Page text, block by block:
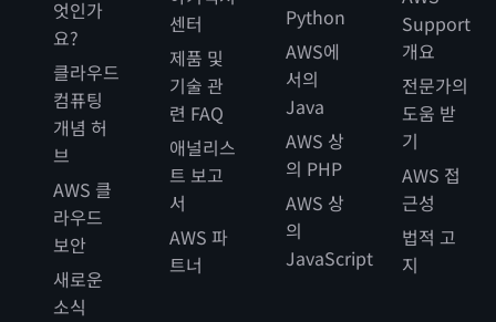
엇인가
요?
클라우드
컴퓨팅
개념 허
브
AWS 클
라우드
보안
새로운
소식
센터
제품 및
기술 관
련 FAQ
애널리스
트 보고
서
AWS 파
트너
Python
AWS에
서의
Java
AWS 상
의 PHP
AWS 상
의
JavaScript
Support
개요
전문가의
도움 받
기
AWS 접
근성
법적 고
지